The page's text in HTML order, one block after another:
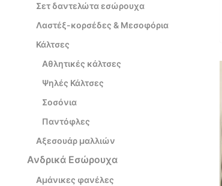
Σετ δαντελώτα εσώρουχα
Λαστέξ-κορσέδες & Mεσοφόρια
Κάλτσες
Αθλητικές κάλτσες
Ψηλές Κάλτσες
Σοσόνια
Παντόφλες
Αξεσουάρ μαλλιών
Ανδρικά Εσώρουχα
Αμάνικες φανέλες